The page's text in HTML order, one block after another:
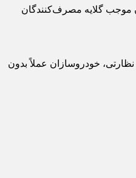
موجب گلایه مصرف‌کنندگان
خودروسازان عملاً بدون